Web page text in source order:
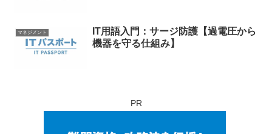
マネジメント
IT用語入門：サージ防護【過電圧から
機器を守る仕組み】
PR